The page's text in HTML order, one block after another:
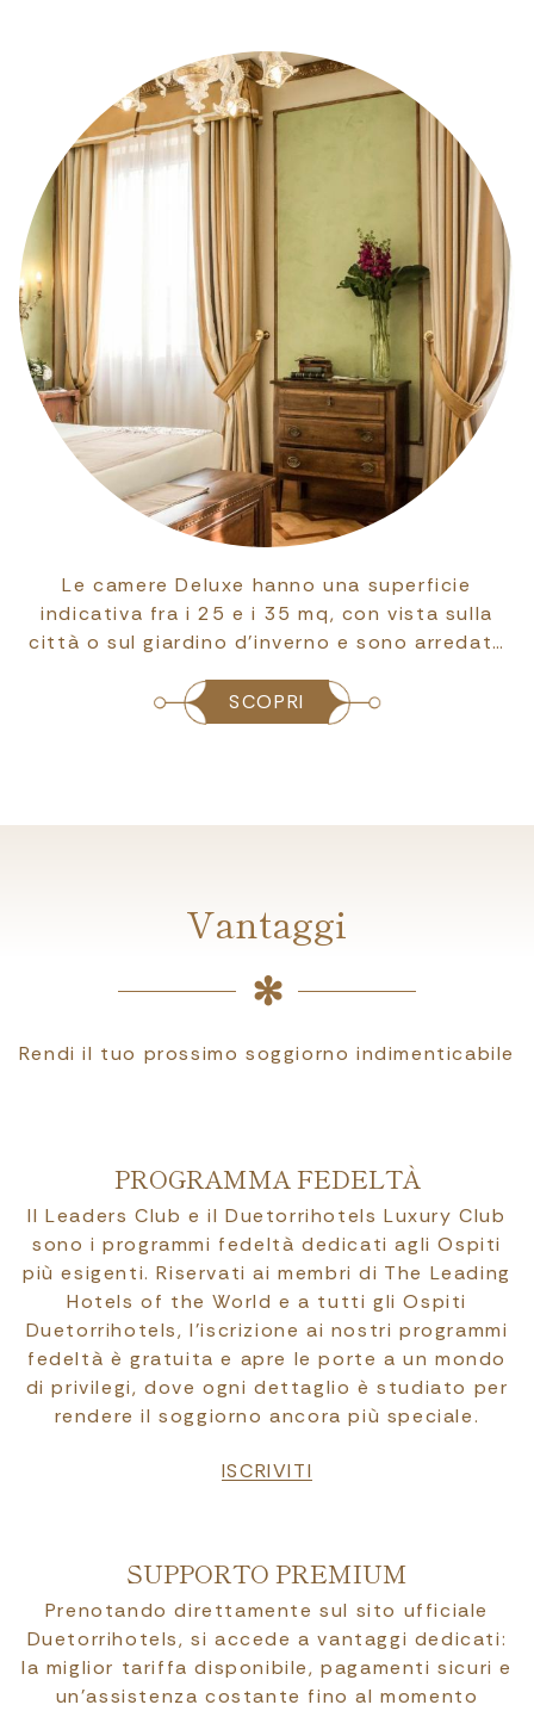
Le camere Deluxe hanno una superficie
indicativa fra i 25 e i 35 mq, con vista sulla
città o sul giardino d’inverno e sono arredat…
SCOPRI
Vantaggi
Rendi il tuo prossimo soggiorno indimenticabile
PROGRAMMA FEDELTÀ
Il Leaders Club e il Duetorrihotels Luxury Club
sono i programmi fedeltà dedicati agli Ospiti
più esigenti. Riservati ai membri di The Leading
Hotels of the World e a tutti gli Ospiti
Duetorrihotels, l’iscrizione ai nostri programmi
fedeltà è gratuita e apre le porte a un mondo
di privilegi, dove ogni dettaglio è studiato per
rendere il soggiorno ancora più speciale.
ISCRIVITI
SUPPORTO PREMIUM
Prenotando direttamente sul sito ufficiale
Duetorrihotels, si accede a vantaggi dedicati:
la miglior tariffa disponibile, pagamenti sicuri e
un’assistenza costante fino al momento